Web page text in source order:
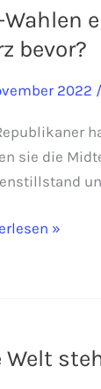
Wahlen
bevor?
2022 /
sie die
»
Welt